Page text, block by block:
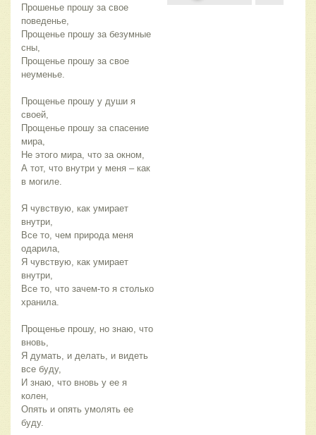
Прошенье прошу за свое
поведенье,
Прощенье прошу за безумные
сны,
Прощенье прошу за свое
неуменье.
Прощенье прошу у души я
своей,
Прощенье прошу за спасение
мира,
Не этого мира, что за окном,
А тот, что внутри у меня – как
в могиле.
Я чувствую, как умирает
внутри,
Все то, чем природа меня
одарила,
Я чувствую, как умирает
внутри,
Все то, что зачем-то я столько
хранила.
Прощенье прошу, но знаю, что
вновь,
Я думать, и делать, и видеть
все буду,
И знаю, что вновь у ее я
колен,
Опять и опять умолять ее
буду.